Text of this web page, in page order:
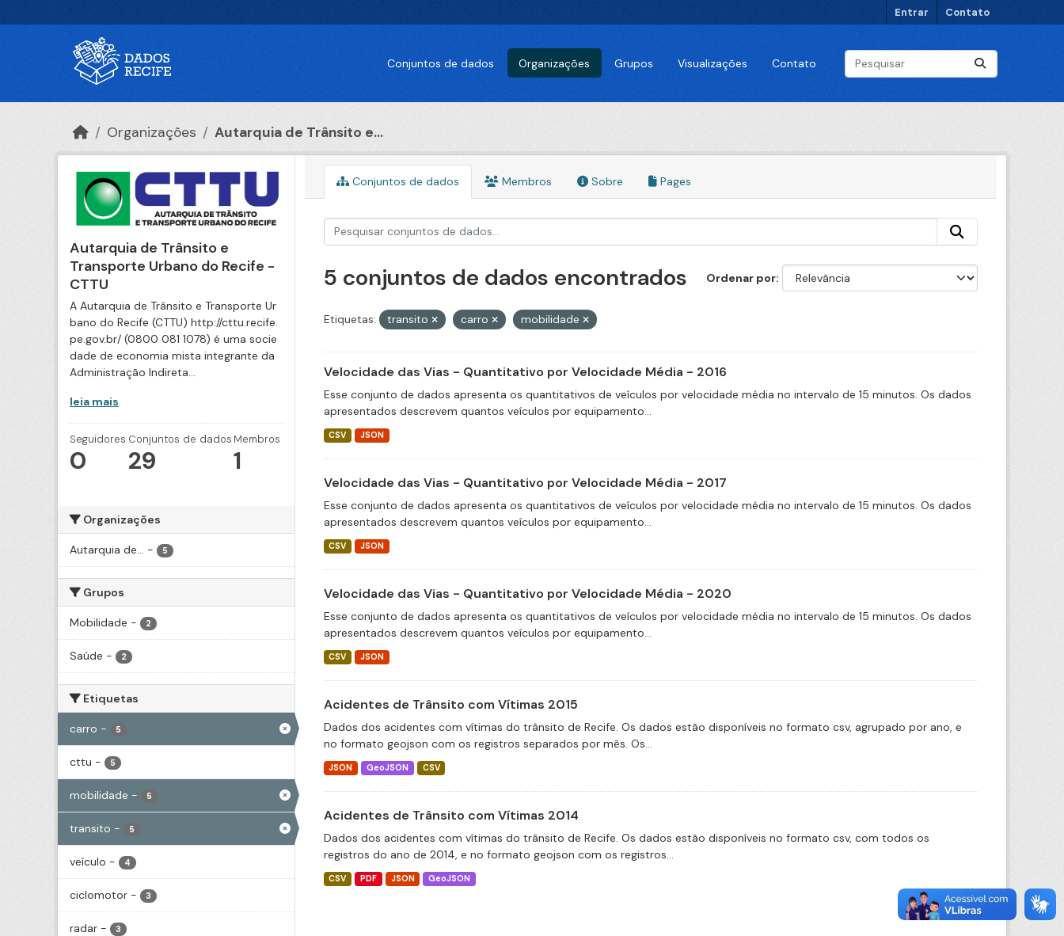
Entrar Contato
Conjuntos de dados Organizações Grupos Visualizações Contato
Organizações Autarquia de Trânsito e...
Autarquia de Trânsito e
Transporte Urbano do Recife -
CTTU
A Autarquia de Trânsito e Transporte Ur
bano do Recife (CTTU) http://cttu.recife.
pe.gov.br/ (0800 081 1078) é uma socie
dade de economia mista integrante da
Administração Indireta...
leia mais
Seguidores
0
Conjuntos de dados
29
Membros
1
Organizações
Autarquia de... - 5
Grupos
Mobilidade - 2
Saúde - 2
Etiquetas
carro - 5
cttu - 5
mobilidade - 5
transito - 5
veículo - 4
ciclomotor - 3
radar - 3
Conjuntos de dados Membros Sobre Pages
Ordenar por
5 conjuntos de dados encontrados
Etiquetas: transito carro mobilidade
Velocidade das Vias - Quantitativo por Velocidade Média - 2016
Esse conjunto de dados apresenta os quantitativos de veículos por velocidade média no intervalo de 15 minutos. Os dados
apresentados descrevem quantos veículos por equipamento...
CSV JSON
Velocidade das Vias - Quantitativo por Velocidade Média - 2017
Esse conjunto de dados apresenta os quantitativos de veículos por velocidade média no intervalo de 15 minutos. Os dados
apresentados descrevem quantos veículos por equipamento...
CSV JSON
Velocidade das Vias - Quantitativo por Velocidade Média - 2020
Esse conjunto de dados apresenta os quantitativos de veículos por velocidade média no intervalo de 15 minutos. Os dados
apresentados descrevem quantos veículos por equipamento...
CSV JSON
Acidentes de Trânsito com Vítimas 2015
Dados dos acidentes com vítimas do trânsito de Recife. Os dados estão disponíveis no formato csv, agrupado por ano, e
no formato geojson com os registros separados por mês. Os...
JSON GeoJSON CSV
Acidentes de Trânsito com Vítimas 2014
Dados dos acidentes com vítimas do trânsito de Recife. Os dados estão disponíveis no formato csv, com todos os
registros do ano de 2014, e no formato geojson com os registros...
CSV PDF JSON GeoJSON